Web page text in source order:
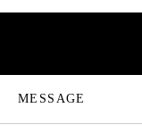
MESSAGE